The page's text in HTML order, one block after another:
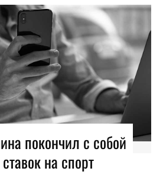
покончил с собой
на спорт